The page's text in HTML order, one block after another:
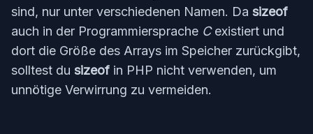
sind, nur unter verschiedenen Namen. Da sizeof
auch in der Programmiersprache Cexistiert und
dort die Größe des Arrays im Speicher zurückgibt,
solltest du sizeof in PHP nicht verwenden, um
unnötige Verwirrung zu vermeiden.